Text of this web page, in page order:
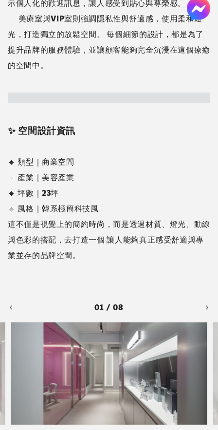
為了避免金屬元素帶來的冷峻，並讓空間更具親和
力，大膽加入多巴胺色系的活潑跳色，融入品牌識別色桃
紅色系，運用於諮詢室與透明玻璃隔間，搭配燈帶與鏡面
反射，創造出一種活潑卻不失質感的視覺焦點。
4️⃣ 細節決定質感，打造貼心顧客體驗
除了整體的視覺設計，也關注顧客的體驗感受。 於等
候區，設置客製化 LED迎賓螢幕，可以根據來訪顧客顯
示個人化的歡迎訊息，讓人感受到貼心與尊榮感。
的空間中。
🔸 類型｜商業空間
🔸 產業｜美容產業